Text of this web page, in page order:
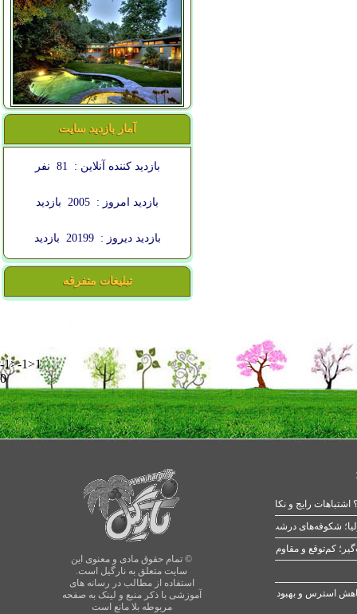
آمار بازدید سایت
بازدید کننده آنلاین : 81 نفر
بازدید امروز : 2005 بازدید
بازدید دیروز : 20199 بازدید
تبلیغات متفرقه
-1>-1>1
0
© تمام حقوق مادی و معنوی این
سایت متعلق به نارگیل است.
استفاده از مطالب در رسانه های
آموزشی با ذکر منبع و لینک به صفحه
مربوطه بلا مانع است
رایج و نکات طلایی
شکوفه‌های درشت در بهار